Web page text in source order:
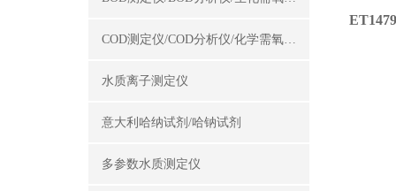
COD测定仪/COD分析仪/化学需氧量测定仪
水质离子测定仪
意大利哈纳试剂/哈钠试剂
多参数水质测定仪